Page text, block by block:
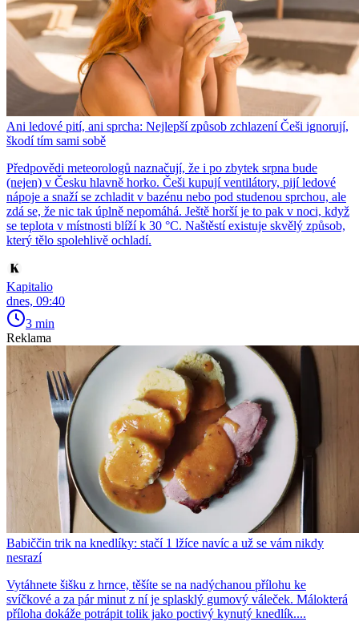
Ani ledové pití, ani sprcha: Nejlepší způsob zchlazení Češi ignorují,
škodí tím sami sobě
Předpovědi meteorologů naznačují, že i po zbytek srpna bude
(nejen) v Česku hlavně horko. Češi kupují ventilátory, pijí ledové
nápoje a snaží se zchladit v bazénu nebo pod studenou sprchou, ale
zdá se, že nic tak úplně nepomáhá. Ještě horší je to pak v noci, když
se teplota v místnosti blíží k 30 °C. Naštěstí existuje skvělý způsob,
který tělo spolehlivě ochladí.
Kapitalio
dnes, 09:40
3 min
Reklama
Babiččin trik na knedlíky: stačí 1 lžíce navíc a už se vám nikdy
nesrazí
Vytáhnete šišku z hrnce, těšíte se na nadýchanou přílohu ke
svíčkové a za pár minut z ní je splasklý gumový váleček. Málokterá
příloha dokáže potrápit tolik jako poctivý kynutý knedlík....